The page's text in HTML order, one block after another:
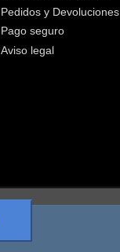
Pedidos y Devoluciones
Pago seguro
Aviso legal